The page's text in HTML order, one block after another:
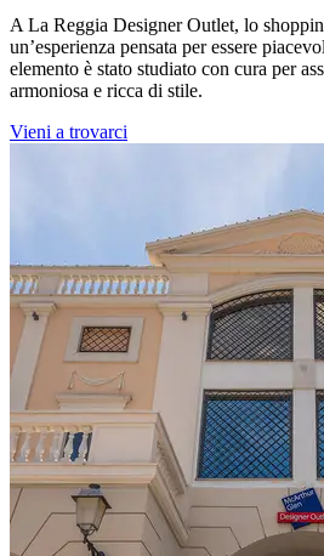
A La Reggia Designer Outlet, lo
un’esperienza pensata per essere
elemento è stato studiato con cura per
armoniosa e ricca di stile.
Vieni a trovarci